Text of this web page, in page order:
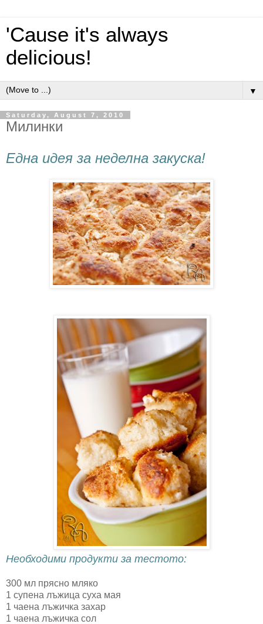
'Cause it's always
delicious!
▼
Saturday, August 7, 2010
Милинки
Една идея за неделна закуска!
Необходими продукти за тестото:
300 мл прясно мляко
1 супена лъжица суха мая
1 чаена лъжичка захар
1 чаена лъжичка сол